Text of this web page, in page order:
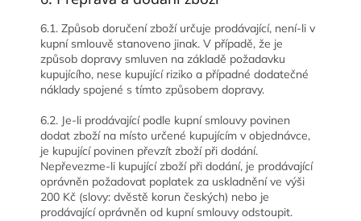
6.1. Způsob doručení zboží určuje prodávající, není-li v
kupní smlouvě stanoveno jinak. V případě, že je
způsob dopravy smluven na základě požadavku
kupujícího, nese kupující riziko a případné dodatečné
náklady spojené s tímto způsobem dopravy.
6.2. Je-li prodávající podle kupní smlouvy povinen
dodat zboží na místo určené kupujícím v objednávce,
je kupující povinen převzít zboží při dodání.
Nepřevezme-li kupující zboží při dodání, je prodávající
oprávněn požadovat poplatek za uskladnění ve výši
200 Kč (slovy: dvěstě korun českých) nebo je
prodávající oprávněn od kupní smlouvy odstoupit.